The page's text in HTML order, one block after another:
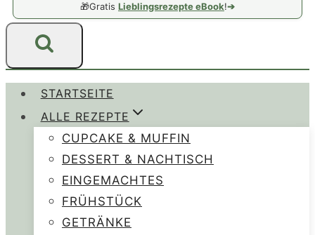
🎁Gratis Lieblingsrezepte eBook!➔
STARTSEITE
ALLE REZEPTE
CUPCAKE & MUFFIN
DESSERT & NACHTISCH
EINGEMACHTES
FRÜHSTÜCK
GETRÄNKE